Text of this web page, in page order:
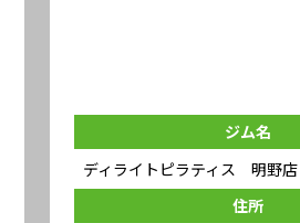
ジム名
ディライトピラティス 明野店
住所